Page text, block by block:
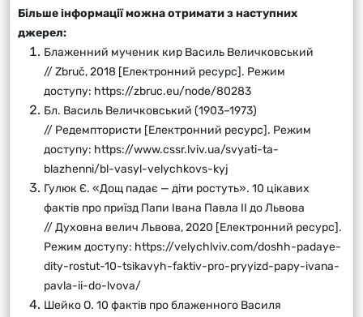
Більше інформації можна отримати з наступних
джерел:
Блаженний мученик кир Василь Величковський
// Zbruč, 2018 [Електронний ресурс]. Режим
доступу: https://zbruc.eu/node/80283
Бл. Василь Величковський (1903–1973)
// Редемптористи [Електронний ресурс]. Режим
доступу: https://www.cssr.lviv.ua/svyati-ta-
blazhenni/bl-vasyl-velychkovs-kyj
Гулюк Є. «Дощ падає — діти ростуть». 10 цікавих
фактів про приїзд Папи Івана Павла ІІ до Львова
// Духовна велич Львова, 2020 [Електронний ресурс].
Режим доступу: https://velychlviv.com/doshh-padaye-
dity-rostut-10-tsikavyh-faktiv-pro-pryyizd-papy-ivana-
pavla-ii-do-lvova/
Шейко О. 10 фактів про блаженного Василя